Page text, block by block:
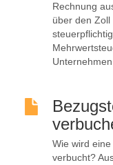
Rechnung
über den
Wie wird
verbucht?